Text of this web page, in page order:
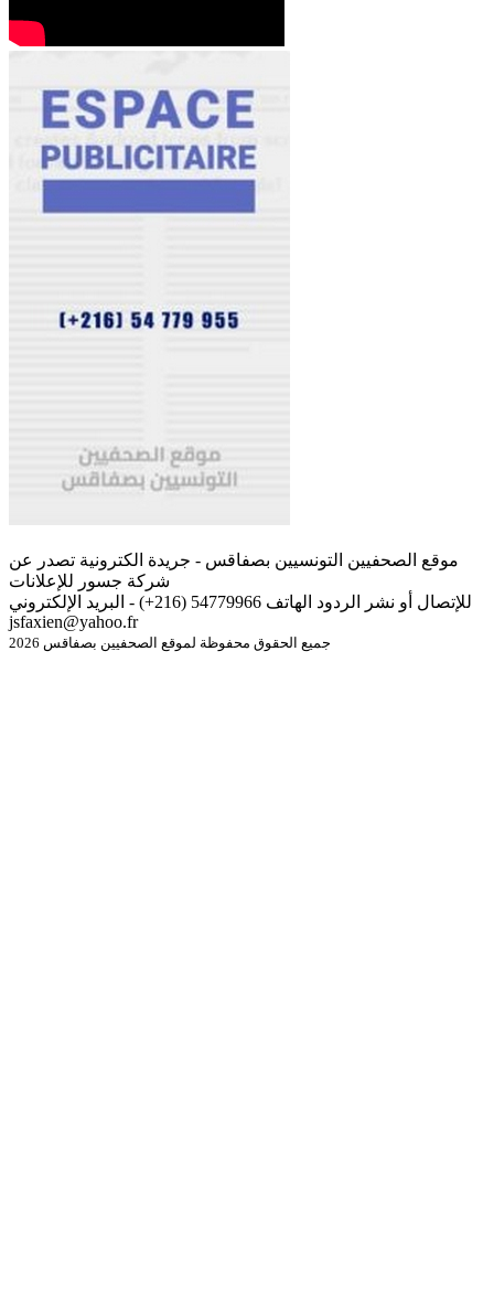
موقع الصحفيين التونسيين بصفاقس - جريدة الكترونية تصدر عن
شركة جسور للإعلانات
للإتصال أو نشر الردود الهاتف 54779966 (216+) - البريد الإلكتروني
jsfaxien@yahoo.fr
جميع الحقوق محفوظة لموقع الصحفيين بصفاقس 2026